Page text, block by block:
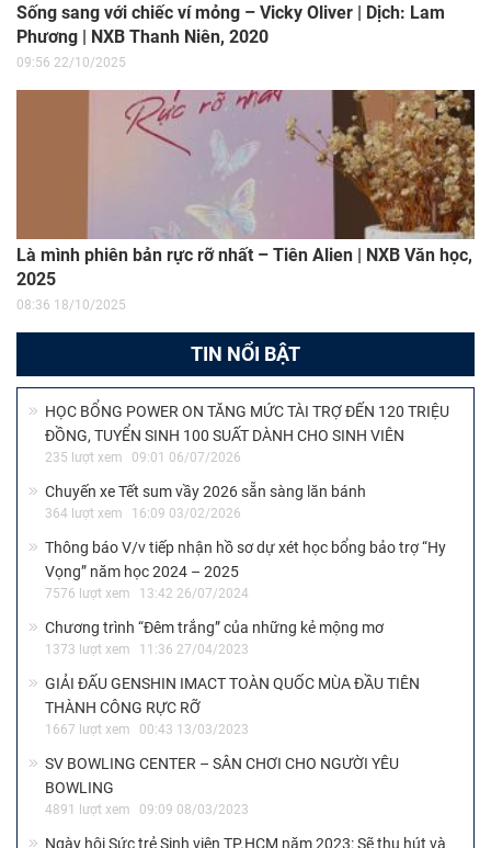
Sống sang với chiếc ví mỏng – Vicky Oliver | Dịch: Lam
Phương | NXB Thanh Niên, 2020
09:56 22/10/2025
Là mình phiên bản rực rỡ nhất – Tiên Alien | NXB Văn học,
2025
08:36 18/10/2025
TIN NỔI BẬT
HỌC BỔNG POWER ON TĂNG MỨC TÀI TRỢ ĐẾN 120 TRIỆU
ĐỒNG, TUYỂN SINH 100 SUẤT DÀNH CHO SINH VIÊN
235 lượt xem 09:01 06/07/2026
Chuyến xe Tết sum vầy 2026 sẵn sàng lăn bánh
364 lượt xem 16:09 03/02/2026
Thông báo V/v tiếp nhận hồ sơ dự xét học bổng bảo trợ “Hy
Vọng” năm học 2024 – 2025
7576 lượt xem 13:42 26/07/2024
Chương trình “Đêm trắng” của những kẻ mộng mơ
1373 lượt xem 11:36 27/04/2023
GIẢI ĐẤU GENSHIN IMACT TOÀN QUỐC MÙA ĐẦU TIÊN
THÀNH CÔNG RỰC RỠ
1667 lượt xem 00:43 13/03/2023
SV BOWLING CENTER – SÂN CHƠI CHO NGƯỜI YÊU
BOWLING
4891 lượt xem 09:09 08/03/2023
Ngày hội Sức trẻ Sinh viên TP.HCM năm 2023: Sẽ thu hút và